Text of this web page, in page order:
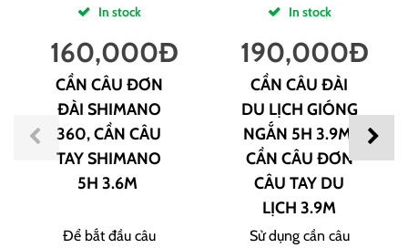
In stock
160,000Đ
CẦN CÂU ĐƠN
ĐÀI SHIMANO
360, CẦN CÂU
TAY SHIMANO
5H 3.6M
Để bắt đầu câu
In stock
190,000Đ
CẦN CÂU ĐÀI
DU LỊCH GIÓNG
NGẮN 5H 3.9M,
CẦN CÂU ĐƠN
CÂU TAY DU
LỊCH 3.9M
Sử dụng cần câu